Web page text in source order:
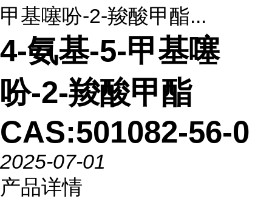
甲基噻吩-2-羧酸甲酯...
4-氨基-5-甲基噻
吩-2-羧酸甲酯
CAS:501082-56-0
2025-07-01
产品详情